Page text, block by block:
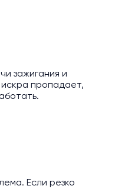
зажигания и
искра пропадает,
Если резко